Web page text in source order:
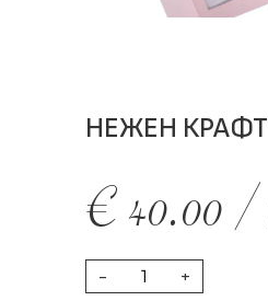
НЕЖЕН КРАФТ
€40.00/
- +